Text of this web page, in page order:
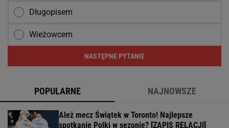
Długopisem
Wieżowcem
NASTĘPNE PYTANIE
POPULARNE NAJNOWSZE
Ależ mecz Świątek w Toronto! Najlepsze
spotkanie Polki w sezonie? [ZAPIS RELACJI]